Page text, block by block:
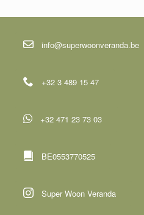
info@superwoonveranda.be
+32 3 489 15 47
+32 471 23 73 03
BE0553770525
Super Woon Veranda